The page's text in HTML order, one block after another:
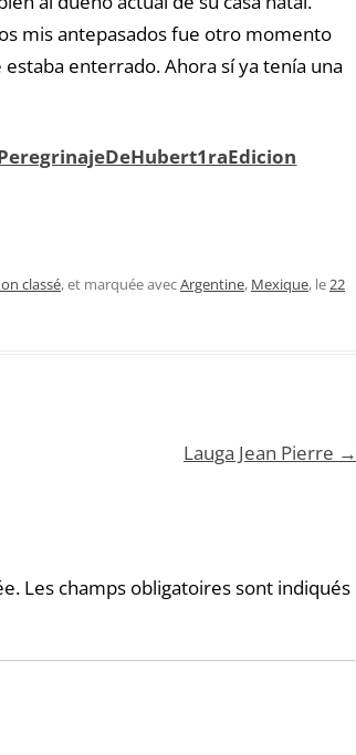
mis antepasados fue otro momento
enterrado. Ahora sí ya tenía una
classé, et marquée avecArgentine, Mexique, le22
Lauga Jean Pierre →
Les champs obligatoires sont indiqués